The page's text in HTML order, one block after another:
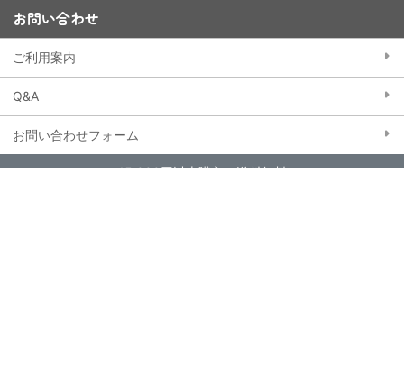
お問い合わせ
ご利用案内
Q&A
お問い合わせフォーム
15,000円以上購入で送料無料